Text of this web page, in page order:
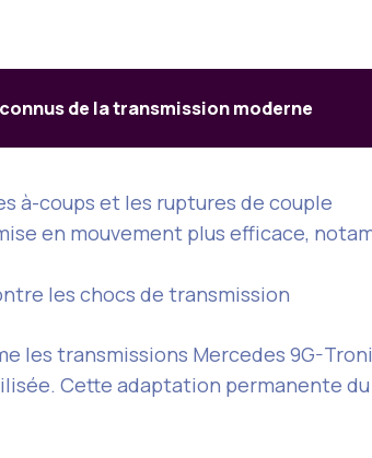
de la transmission moderne
à-coups et les ruptures de couple
en mouvement plus efficace,
les chocs de transmission
les transmissions Mercedes 9G-
Cette adaptation permanente